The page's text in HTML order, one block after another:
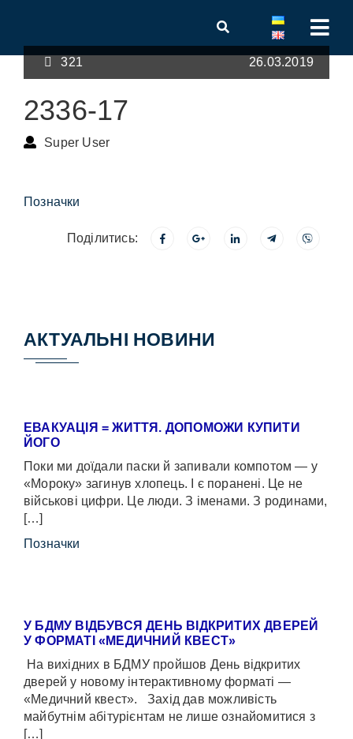
321 26.03.2019
2336-17
Super User
Позначки
Поділитись:
АКТУАЛЬНІ НОВИНИ
ЕВАКУАЦІЯ = ЖИТТЯ. ДОПОМОЖИ КУПИТИ
ЙОГО
Поки ми доїдали паски й запивали компотом — у
«Мороку» загинув хлопець. І є поранені. Це не
військові цифри. Це люди. З іменами. З родинами,
[…]
Позначки
У БДМУ ВІДБУВСЯ ДЕНЬ ВІДКРИТИХ ДВЕРЕЙ
У ФОРМАТІ «МЕДИЧНИЙ КВЕСТ»
На вихідних в БДМУ пройшов День відкритих
дверей у новому інтерактивному форматі —
«Медичний квест». Захід дав можливість
майбутнім абітурієнтам не лише ознайомитися з
[…]